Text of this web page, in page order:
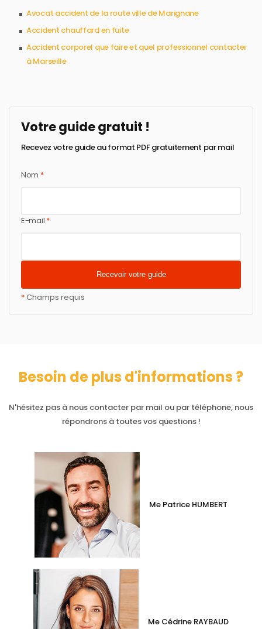
Avocat accident de la route ville de Marignane
Accident chauffard en fuite
Accident corporel que faire et quel professionnel contacter
à Marseille
Votre guide gratuit !
Recevez votre guide au format PDF gratuitement par mail
Nom *
E-mail *
*Champs requis
Besoin de plus d'informations ?
N'hésitez pas à nous contacter par mail ou par téléphone, nous
répondrons à toutes vos questions !
Me Patrice HUMBERT
Me Cédrine RAYBAUD